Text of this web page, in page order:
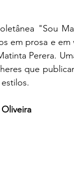
"Sou
em prosa e em
Perera.
que